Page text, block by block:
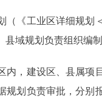
《工业区详细规划
域规划负责组织编
建设区、县属项
规划负责审批，分